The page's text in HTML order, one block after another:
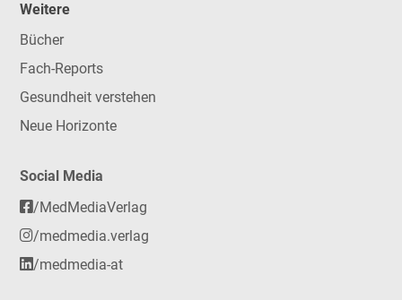
Weitere
Bücher
Fach-Reports
Gesundheit verstehen
Neue Horizonte
Social Media
/MedMediaVerlag
/medmedia.verlag
/medmedia-at